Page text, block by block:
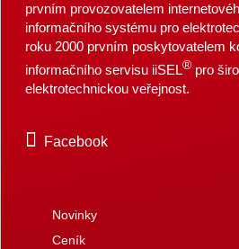
prvním provozovatelem
informačního systému pro
roku 2000 prvním poskytovatelem
informačního servisu iiSEL®pro
elektrotechnickou veřejnost.
Facebook
Novinky
Ceník